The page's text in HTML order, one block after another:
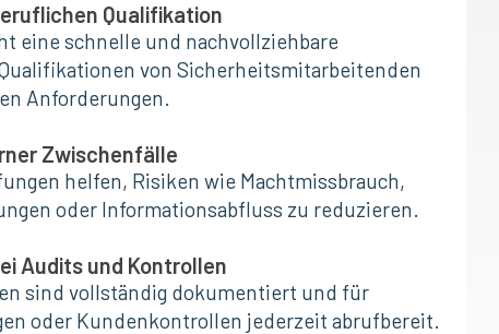
Qualifikation
eine schnelle und nachvollziehbare
von Sicherheitsmitarbeitenden
Anforderungen.
Zwischenfälle
helfen, Risiken wie Machtmissbrauch,
oder Informationsabfluss zu reduzieren.
Audits und Kontrollen
sind vollständig dokumentiert und für
oder Kundenkontrollen jederzeit abrufbereit.